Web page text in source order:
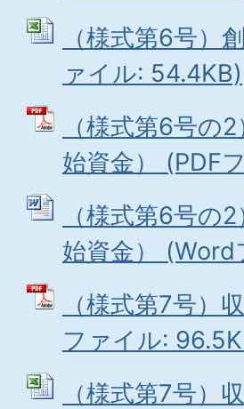
（様式第6号）
ァイル: 54.4KB)
（様式第6号の
始資金） (PDF
（様式第6号の
始資金）
（様式第7号）
ファイル:
（様式第7号）